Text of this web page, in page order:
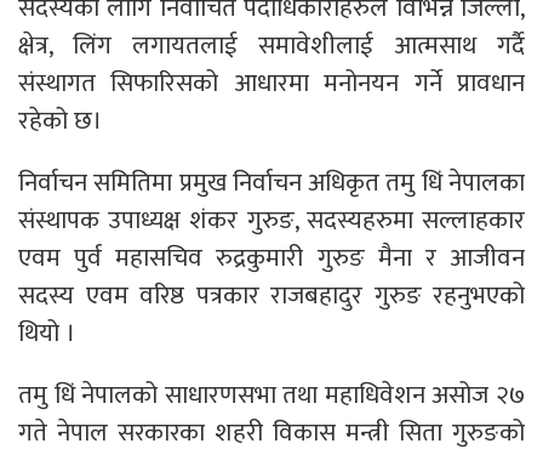
क्षेत्र, लिंग लगायतलाई समावेशीलाई आत्मसाथ गर्दै
संस्थागत सिफारिसको आधारमा मनोनयन गर्ने प्रावधान
रहेको छ।
निर्वाचन समितिमा प्रमुख निर्वाचन अधिकृत तमु धिं नेपालका
संस्थापक उपाध्यक्ष शंकर गुरुङ, सदस्यहरुमा सल्लाहकार
एवम पुर्व महासचिव रुद्रकुमारी गुरुङ मैना र आजीवन
सदस्य एवम वरिष्ठ पत्रकार राजबहादुर गुरुङ रहनुभएको
थियो ।
तमु धिं नेपालको साधारणसभा तथा महाधिवेशन असोज २७
गते नेपाल सरकारका शहरी विकास मन्त्री सिता गुरुङको